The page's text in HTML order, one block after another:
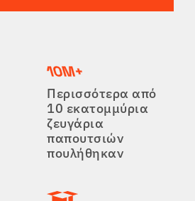
Περισσότερα από
10 εκατομμύρια
ζευγάρια
παπουτσιών
πουλήθηκαν